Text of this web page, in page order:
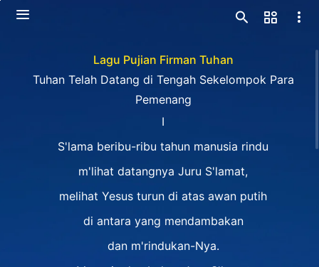
Lagu Pujian Firman Tuhan
Tuhan Telah Datang di Tengah Sekelompok Para
Pemenang
Ⅰ
S'lama beribu-ribu tahun manusia rindu
m'lihat datangnya Juru S'lamat,
melihat Yesus turun di atas awan putih
di antara yang mendambakan
dan m'rindukan-Nya.